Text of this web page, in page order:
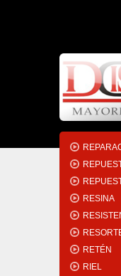
REJA
REJILLA
RESINA
RETÉN
RIEL